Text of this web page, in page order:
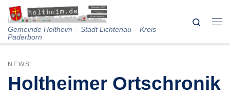
Skip to content
Gemeinde Holtheim – Stadt Lichtenau – Kreis
Paderborn
Search
NEWS
Holtheimer Ortschronik